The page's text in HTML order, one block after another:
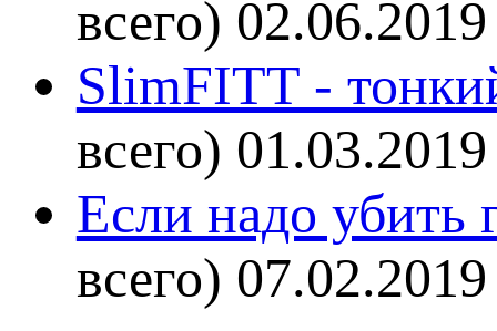
всего) 02.06.2019
SlimFITT -
всего) 01.03.2019
Если надо убить
всего) 07.02.2019